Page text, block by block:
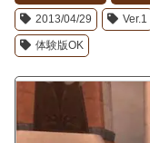
2013/04/29 Ver.1
体験版OK